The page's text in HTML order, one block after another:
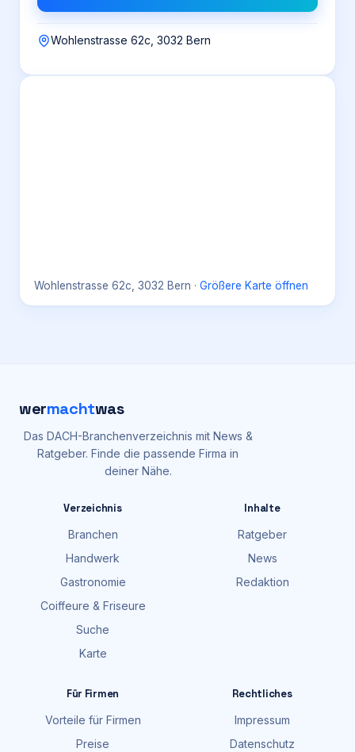
Wohlenstrasse 62c, 3032 Bern
Wohlenstrasse 62c, 3032 Bern · Größere Karte öffnen
wermachtwas
Das DACH-Branchenverzeichnis mit News &
Ratgeber. Finde die passende Firma in
deiner Nähe.
Verzeichnis
Branchen
Handwerk
Gastronomie
Coiffeure & Friseure
Suche
Karte
Inhalte
Ratgeber
News
Redaktion
Für Firmen
Vorteile für Firmen
Preise
Rechtliches
Impressum
Datenschutz